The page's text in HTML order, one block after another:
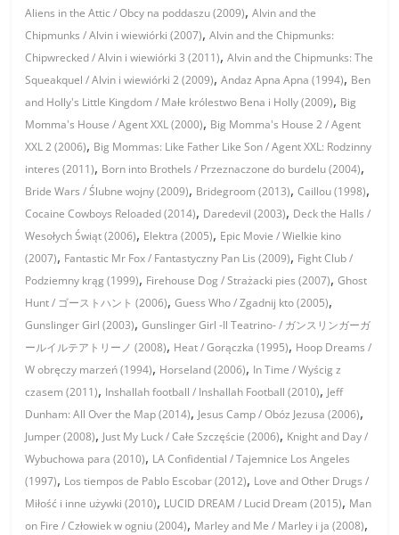
Aliens in the Attic / Obcy na poddaszu (2009),Alvin and the
Chipmunks / Alvin i wiewiórki (2007),Alvin and the Chipmunks:
Chipwrecked / Alvin i wiewiórki 3 (2011),Alvin and the Chipmunks: The
Squeakquel / Alvin i wiewiórki 2 (2009),Andaz Apna Apna (1994), Ben
and Holly's Little Kingdom / Małe królestwo Bena i Holly (2009), Big
Momma's House / Agent XXL (2000), Big Momma's House 2 / Agent
XXL 2 (2006), Big Mommas: Like Father Like Son / Agent XXL: Rodzinny
interes (2011), Born into Brothels / Przeznaczone do burdelu (2004),
Bride Wars / Ślubne wojny (2009), Bridegroom (2013),Caillou (1998),
Cocaine Cowboys Reloaded (2014), Daredevil (2003), Deck the Halls /
Wesołych Świąt (2006), Elektra (2005), Epic Movie / Wielkie kino
(2007), Fantastic Mr Fox / Fantastyczny Pan Lis (2009), Fight Club /
Podziemny krąg (1999), Firehouse Dog / Strażacki pies (2007),Ghost
Hunt / ゴーストハント (2006),Guess Who / Zgadnij kto (2005),
Gunslinger Girl (2003),Gunslinger Girl -Il Teatrino- / ガンスリンガーガ
ールイルテアトリーノ (2008), Heat / Gorączka (1995), Hoop Dreams /
W obręczy marzeń (1994), Horseland (2006), In Time / Wyścig z
czasem (2011), Inshallah football / Inshallah Football (2010), Jeff
Dunham: All Over the Map (2014), Jesus Camp / Obóz Jezusa (2006),
Jumper (2008), Just My Luck / Całe Szczęście (2006), Knight and Day /
Wybuchowa para (2010), LA Confidential / Tajemnice Los Angeles
(1997), Los tiempos de Pablo Escobar (2012), Love and Other Drugs /
Miłość i inne używki (2010), LUCID DREAM / Lucid Dream (2015), Man
on Fire / Człowiek w ogniu (2004), Marley and Me / Marley i ja (2008),